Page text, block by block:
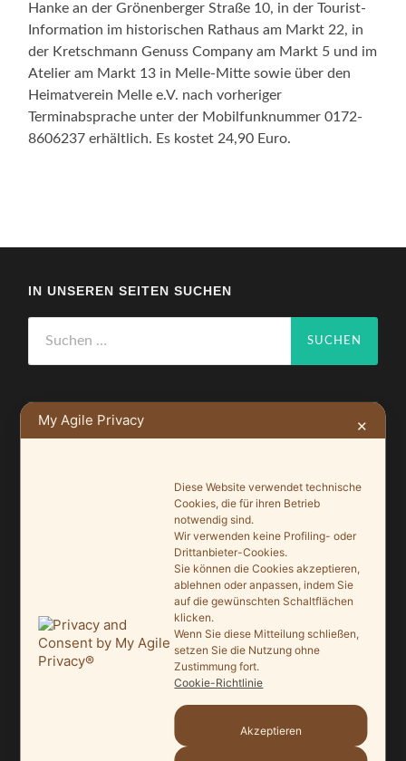
Hanke an der Grönenberger Straße 10, in der Tourist-
Information im historischen Rathaus am Markt 22, in
der Kretschmann Genuss Company am Markt 5 und im
Atelier am Markt 13 in Melle-Mitte sowie über den
Heimatverein Melle e.V. nach vorheriger
Terminabsprache unter der Mobilfunknummer 0172-
8606237 erhältlich. Es kostet 24,90 Euro.
IN UNSEREN SEITEN SUCHEN
nach:
Ein Leuchtturmprojekt für mehr Artenvielfalt
Saisonauftakt nach Maß im Grönegau-Museum
Melle punktet beim „Tag des offenen Denkmals“
27. September 2025
Ein Schaufenster der Denkmalpflege
Mit vergrößertem Führungsteam in die Zukunft
My Agile Privacy ✕
Diese Website verwendet technische
Cookies, die für ihren Betrieb
notwendig sind.
Wir verwenden keine Profiling- oder
Drittanbieter-Cookies.
Sie können die Cookies akzeptieren,
ablehnen oder anpassen, indem Sie
auf die gewünschten Schaltflächen
klicken.
Wenn Sie diese Mitteilung schließen,
setzen Sie die Nutzung ohne
Zustimmung fort.
Cookie-Richtlinie
Akzeptieren